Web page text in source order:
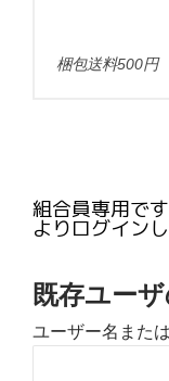
梱包送料500円
組合員専用で
よりログイン
既存ユー
ユーザー名また